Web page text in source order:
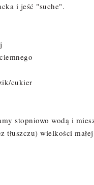
i jeść "suche".
cukier
stopniowo wodą i
tłuszczu) wielkości